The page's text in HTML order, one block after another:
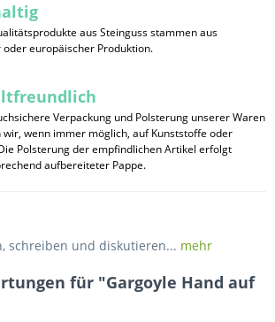
aus Steinguss stammen aus
europäischer Produktion.
Verpackung und Polsterung unserer Waren
wir, wenn immer möglich, auf Kunststoffe oder
Polsterung der empfindlichen Artikel erfolgt
aufbereiteter Pappe.
schreiben und diskutieren... mehr
für "Gargoyle Hand auf